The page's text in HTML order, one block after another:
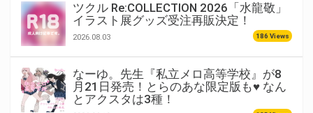
ツクル Re:COLLECTION 2026「水龍敬」
イラスト展グッズ受注再販決定！
2026.08.03 186 Views
なーゆ。先生『私立メロ高等学校』が8
月21日発売！とらのあな限定版も♥ なん
とアクスタは3種！